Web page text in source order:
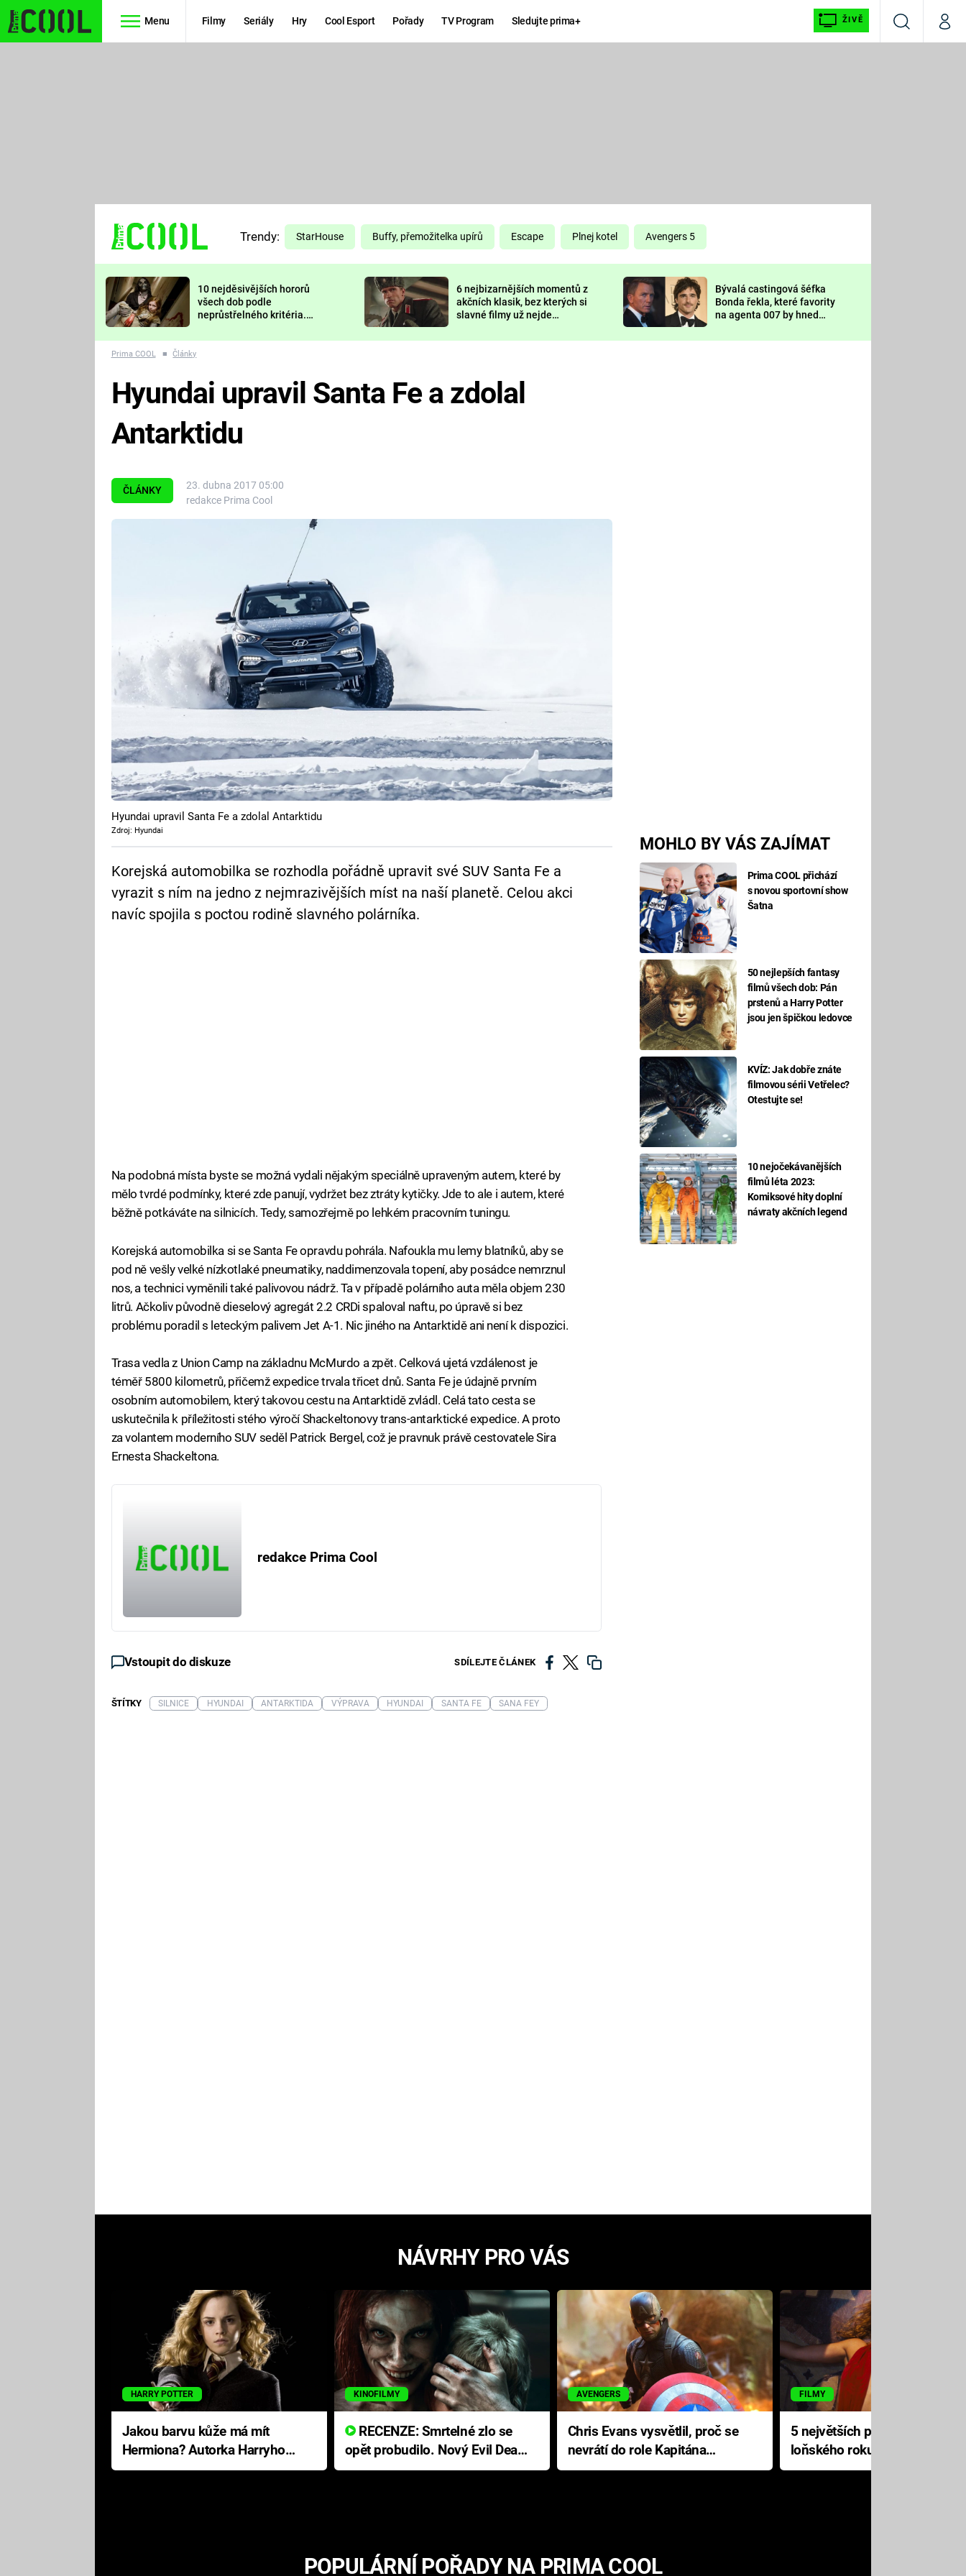
Menu Filmy Seriály Hry Cool Esport Pořady TV Program Sledujte prima+ ŽIVĚ
VyhledáváníMůj
TŘESKU
FUTURAMA
PREDÁTOR
DELIVERANCE
KOMEDIE
CHUCK
NORRIS
DEADPOOL
Prima LAJK
Sledujte nás
Trendy: StarHouse Buffy, přemožitelka upírů Escape Plnej kotel Avengers 5
10 nejděsivějších hororů
všech dob podle
neprůstřelného kritéria.
nejvíc zvednou tep?
6 nejbizarnějších momentů z
akčních klasik, bez kterých si
slavné filmy už nejde
Bývalá castingová šéfka
Bonda řekla, které favority
na agenta 007 by hned
Prima COOL ■ Články
ČLÁNKY
23. dubna 2017 05:00
redakce Prima Cool
MOHLO BY VÁS ZAJÍMAT
Prima COOL přichází
s novou sportovní show
Šatna
50 nejlepších fantasy
filmů všech dob: Pán
prstenů a Harry Potter
jsou jen špičkou ledovce
KVÍZ: Jak dobře znáte
filmovou sérii Vetřelec?
Otestujte se!
10 nejočekávanějších
filmů léta 2023:
Komiksové hity doplní
návraty akčních legend
Hyundai upravil Santa Fe a zdolal
Antarktidu
Hyundai upravil Santa Fe a zdolal Antarktidu
Zdroj: Hyundai
Korejská automobilka se rozhodla pořádně upravit své SUV Santa Fe a
vyrazit s ním na jedno z nejmrazivějších míst na naší planetě. Celou akci
navíc spojila s poctou rodině slavného polárníka.
Na podobná místa byste se možná vydali nějakým speciálně upraveným autem, které by
mělo tvrdé podmínky, které zde panují, vydržet bez ztráty kytičky. Jde to ale i autem, které
běžně potkáváte na silnicích. Tedy, samozřejmě po lehkém pracovním tuningu.
Korejská automobilka si se Santa Fe opravdu pohrála. Nafoukla mu lemy blatníků, aby se
pod ně vešly velké nízkotlaké pneumatiky, naddimenzovala topení, aby posádce nemrznul
nos, a technici vyměnili také palivovou nádrž. Ta v případě polárního auta měla objem 230
litrů. Ačkoliv původně dieselový agregát 2.2 CRDi spaloval naftu, po úpravě si bez
problému poradil s leteckým palivem Jet A-1. Nic jiného na Antarktidě ani není k dispozici.
Trasa vedla z Union Camp na základnu McMurdo a zpět. Celková ujetá vzdálenost je
téměř 5800 kilometrů, přičemž expedice trvala třicet dnů. Santa Fe je údajně prvním
osobním automobilem, který takovou cestu na Antarktidě zvládl. Celá tato cesta se
uskutečnila k příležitosti stého výročí Shackeltonovy trans-antarktické expedice. A proto
za volantem moderního SUV seděl Patrick Bergel, což je pravnuk právě cestovatele Sira
Ernesta Shackeltona.
redakce Prima Cool
Vstoupit do diskuze SDÍLEJTE ČLÁNEK
ŠTÍTKY SILNICE HYUNDAI ANTARKTIDA VÝPRAVA HYUNDAI SANTA FE SANA FEY
NÁVRHY PRO VÁS
HARRY POTTER
Jakou barvu kůže má mít
Hermiona? Autorka Harryho
Pottera přišla s ráznou
KINOFILMY
RECENZE: Smrtelné zlo se
opět probudilo. Nový Evil Dead
přichází s neodolatelnou
AVENGERS
Chris Evans vysvětlil, proč se
nevrátí do role Kapitána
Ameriky
FILMY
5 největších propadáků
loňského roku: Disney na
jediné katastrofě prodělal 200
POPULÁRNÍ POŘADY NA PRIMA COOL